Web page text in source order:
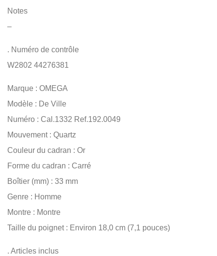
Notes
–
. Numéro de contrôle
W2802 44276381
Marque : OMEGA
Modèle : De Ville
Numéro : Cal.1332 Ref.192.0049
Mouvement : Quartz
Couleur du cadran : Or
Forme du cadran : Carré
Boîtier (mm) : 33 mm
Genre : Homme
Montre : Montre
Taille du poignet : Environ 18,0 cm (7,1 pouces)
. Articles inclus